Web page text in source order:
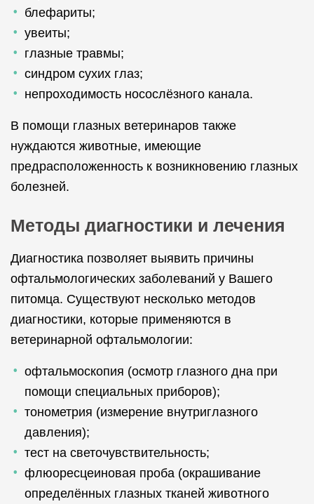
блефариты;
увеиты;
глазные травмы;
синдром сухих глаз;
непроходимость носослёзного канала.
В помощи глазных ветеринаров также
нуждаются животные, имеющие
предрасположенность к возникновению глазных
болезней.
Методы диагностики и лечения
Диагностика позволяет выявить причины
офтальмологических заболеваний у Вашего
питомца. Существуют несколько методов
диагностики, которые применяются в
ветеринарной офтальмологии:
офтальмоскопия (осмотр глазного дна при
помощи специальных приборов);
тонометрия (измерение внутриглазного
давления);
тест на светочувствительность;
флюоресцеиновая проба (окрашивание
определённых глазных тканей животного